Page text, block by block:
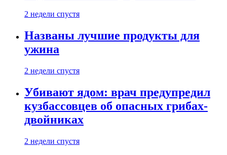
2 недели спустя
Названы лучшие продукты для
ужина
2 недели спустя
Убивают ядом: врач предупредил
кузбассовцев об опасных грибах-
двойниках
2 недели спустя